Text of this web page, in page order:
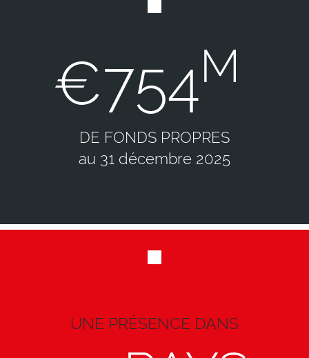
€754M
DE FONDS PROPRES
au 31 décembre 2025
UNE PRÉSENCE DANS